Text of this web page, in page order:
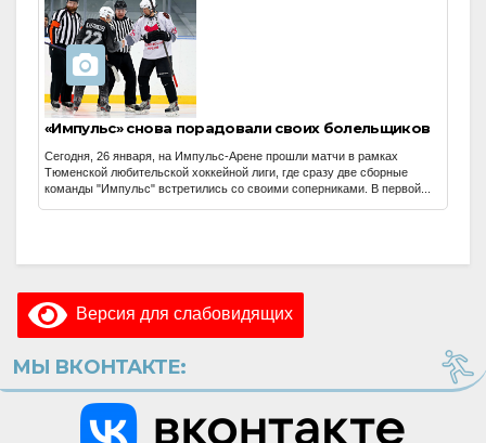
«Импульс» снова порадовали своих болельщиков
Сегодня, 26 января, на Импульс-Арене прошли матчи в рамках
Тюменской любительской хоккейной лиги, где сразу две сборные
команды "Импульс" встретились со своими соперниками. В первой...
Версия для слабовидящих
МЫ ВКОНТАКТЕ: